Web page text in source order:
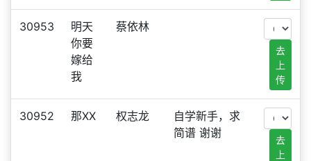
30953
明天
你要
嫁给
我
蔡依林
去
上
传
30952 那XX 权志龙
自学新手，求
简谱 谢谢
去
上